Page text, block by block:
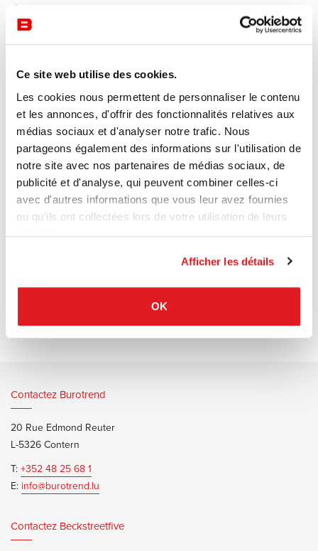
Ce site web utilise des cookies.
Les cookies nous permettent de personnaliser le contenu
et les annonces, d'offrir des fonctionnalités relatives aux
médias sociaux et d'analyser notre trafic. Nous
partageons également des informations sur l'utilisation de
notre site avec nos partenaires de médias sociaux, de
publicité et d'analyse, qui peuvent combiner celles-ci
avec d'autres informations que vous leur avez fournies
ou qu'ils ont collectées lors de votre utilisation de leurs
services.
Afficher les détails
OK
Recevoir une offre de prix
Description
Foster 500a été conçu par l'architecte Norman Foster et fait partie
de la gamme
de produits de Walter Knoll.
Comme les autres meubles rembourrés de la série Foster, le
canapé se distingue
par des matériaux de haute qualité, un langage de lignes et formes
Contactez Burotrend
20 Rue Edmond Reuter
L-5326 Contern
T:+352 48 25 68 1
E: info@burotrend.lu
Contactez Beckstreetfive